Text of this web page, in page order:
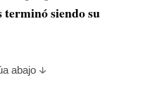
terminó siendo su
abajo